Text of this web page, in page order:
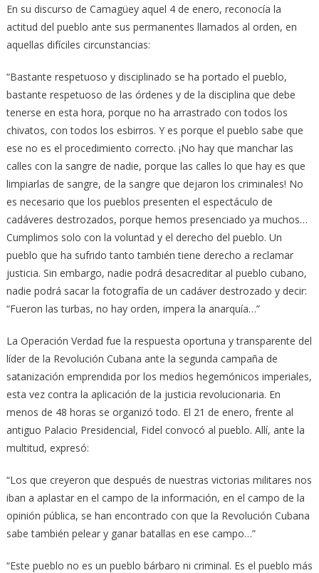
En su discurso de Camagüey aquel 4 de enero, reconocía la
actitud del pueblo ante sus permanentes llamados al orden, en
aquellas difíciles circunstancias:
“Bastante respetuoso y disciplinado se ha portado el pueblo,
bastante respetuoso de las órdenes y de la disciplina que debe
tenerse en esta hora, porque no ha arrastrado con todos los
chivatos, con todos los esbirros. Y es porque el pueblo sabe que
ese no es el procedimiento correcto. ¡No hay que manchar las
calles con la sangre de nadie, porque las calles lo que hay es que
limpiarlas de sangre, de la sangre que dejaron los criminales! No
es necesario que los pueblos presenten el espectáculo de
cadáveres destrozados, porque hemos presenciado ya muchos…
Cumplimos solo con la voluntad y el derecho del pueblo. Un
pueblo que ha sufrido tanto también tiene derecho a reclamar
justicia. Sin embargo, nadie podrá desacreditar al pueblo cubano,
nadie podrá sacar la fotografía de un cadáver destrozado y decir:
“Fueron las turbas, no hay orden, impera la anarquía…”
La Operación Verdad fue la respuesta oportuna y transparente del
líder de la Revolución Cubana ante la segunda campaña de
satanización emprendida por los medios hegemónicos imperiales,
esta vez contra la aplicación de la justicia revolucionaria. En
menos de 48 horas se organizó todo. El 21 de enero, frente al
antiguo Palacio Presidencial, Fidel convocó al pueblo. Allí, ante la
multitud, expresó:
“Los que creyeron que después de nuestras victorias militares nos
iban a aplastar en el campo de la información, en el campo de la
opinión pública, se han encontrado con que la Revolución Cubana
sabe también pelear y ganar batallas en ese campo…”
“Este pueblo no es un pueblo bárbaro ni criminal. Es el pueblo más